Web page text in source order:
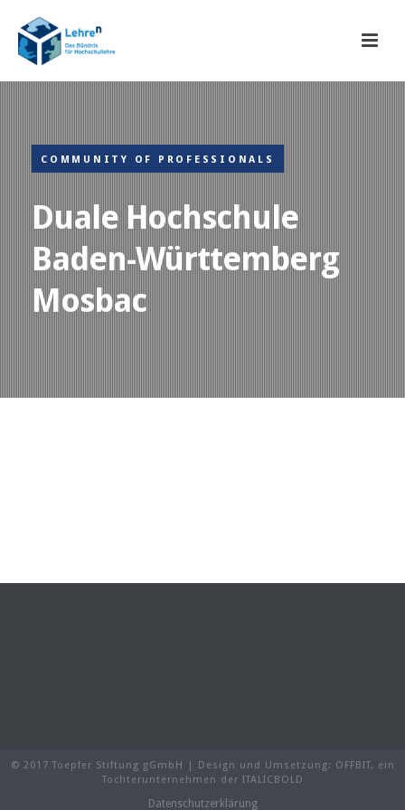
COMMUNITY OF PROFESSIONALS
Duale Hochschule
Baden-Württemberg
Mosbac
© 2017 Toepfer Stiftung gGmbH | Design und Umsetzung: OFFBIT, ein
Tochterunternehmen der ITALICBOLD
Datenschutzerklärung